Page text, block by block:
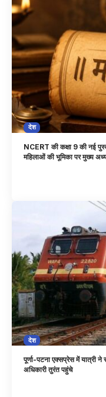
देश
NCERT की कक्षा 9 की नई
महिलाओं की भूमिका पर मुख्य
देश
पूर्णा-पटना एक्सप्रेस में यात्री
अधिकारी तुरंत पहुंचे